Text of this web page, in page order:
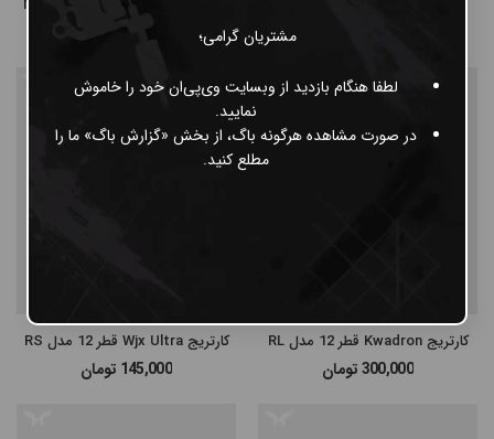
مشتریان گرامی؛
لطفا هنگام بازدید از وبسایت وی‌پی‌ان خود را خاموش
نمایید.
در صورت مشاهده هرگونه باگ، از بخش «گزارش باگ» ما را
مطلع کنید.
از 145,000 تا 185,000
کارتریج Kwadron قطر 12 مدل RL
300,000تومان
کارتریج Wjx Ultra قطر 12 مدل RS
145,000 تومان